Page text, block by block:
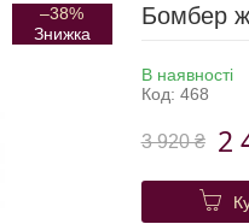
–38% Бомбер
В наявності
Код: 468
3 920 ₴ 2